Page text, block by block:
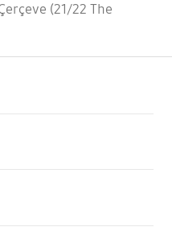
(21/22 The